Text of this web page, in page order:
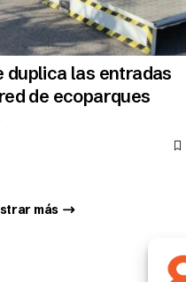
duplica las entradas
de ecoparques
más